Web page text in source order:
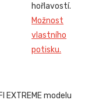
hořlavostí.
Možnost
vlastního
potisku.
EXTREME modelu